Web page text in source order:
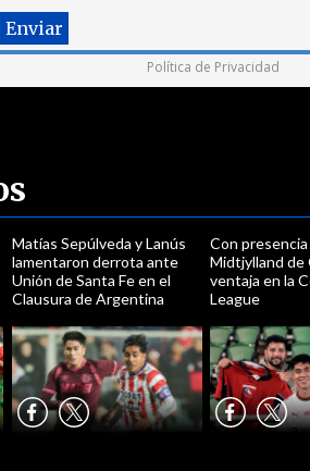
Política de Privacidad
Matías Sepúlveda y Lanús
lamentaron derrota ante
Unión de Santa Fe en el
Clausura de Argentina
Con
Midtjylland de
ventaja en la
League